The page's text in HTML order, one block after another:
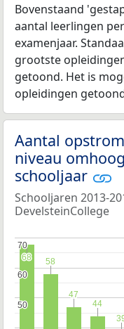
Bovenstaand
aantal leerlingen
examenjaar.
grootste
getoond. Het is
opleidingen
Aantal
niveau
schooljaar
Schooljaren 2013-
DevelsteinCollege
50
50
60
60
70
70
68
68 58
58
47
47
44
44